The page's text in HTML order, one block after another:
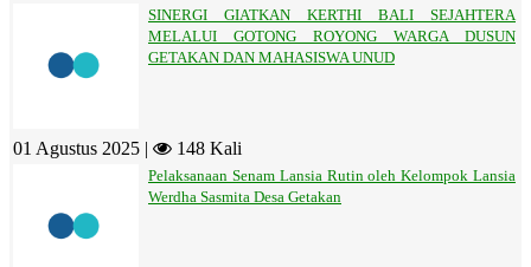
SINERGI GIATKAN KERTHI BALI SEJAHTERA
MELALUI GOTONG ROYONG WARGA DUSUN
GETAKAN DAN MAHASISWA UNUD
01 Agustus 2025 | 148 Kali
Pelaksanaan Senam Lansia Rutin oleh Kelompok Lansia
Werdha Sasmita Desa Getakan